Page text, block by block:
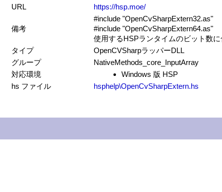
URL
https://hsp.moe/
備考
#include "OpenCvSharpExtern32.as"
#include "OpenCvSharpExtern64.as"
使用するHSPランタイムのビット数
タイプ
OpenCVSharpラッパーDLL
グループ
NativeMethods_core_InputArray
対応環境
Windows 版 HSP
hs ファイル
hsphelp\OpenCvSharpExtern.hs